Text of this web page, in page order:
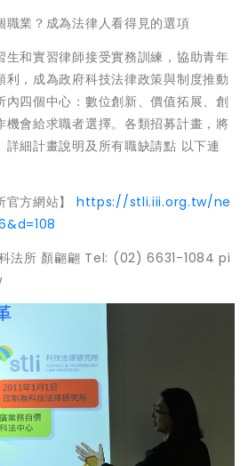
職業？成為法律人看得見的選項
生和實習律師接受實務訓練，協助青年
利，成為政府科技法律政策與制度推動
內四個中心：數位創新、價值拓展、創
機會給求職者選擇。各類招募計畫，將
詳細計畫說明及所有職缺請點 以下連
官方網站】 https://stli.iii.org.tw/ne
科法所 顏翩翩 Tel: (02) 6631-1084 pi